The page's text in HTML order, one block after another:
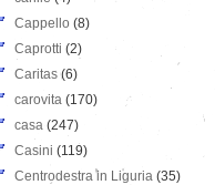
Cappello (8)
Caprotti (2)
Caritas (6)
carovita (170)
casa (247)
Casini (119)
Centrodestra in Liguria (35)